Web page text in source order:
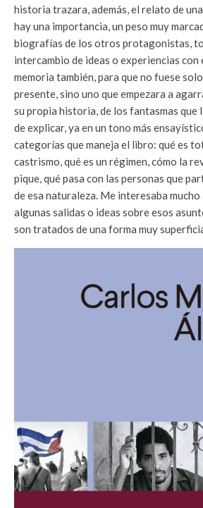
historia trazara, además, el relato de
hay una importancia, un peso muy
biografías de los otros protagonistas,
intercambio de ideas o experiencias con
memoria también, para que no fuese
presente, sino uno que empezara a
su propia historia, de los fantasmas que
de explicar, ya en un tono más
categorías que maneja el libro: qué es
castrismo, qué es un régimen, cómo la
pique, qué pasa con las personas que
de esa naturaleza. Me interesaba
algunas salidas o ideas sobre esos
son tratados de una forma muy